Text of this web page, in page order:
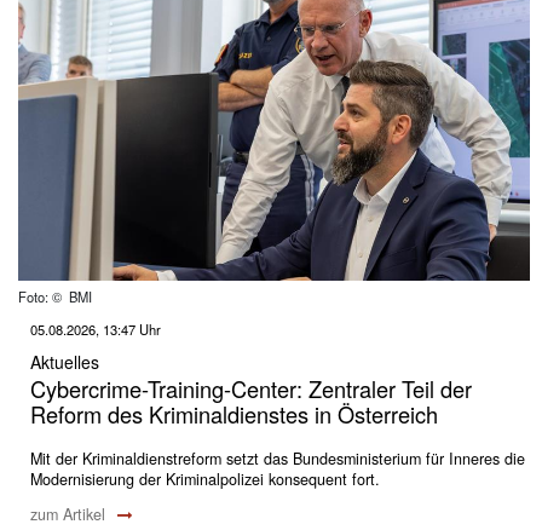
Foto: © BMI
05.08.2026, 13:47 Uhr
Aktuelles
Cybercrime-Training-Center: Zentraler Teil der
Reform des Kriminaldienstes in Österreich
Mit der Kriminaldienstreform setzt das Bundesministerium für Inneres die
Modernisierung der Kriminalpolizei konsequent fort.
zum Artikel